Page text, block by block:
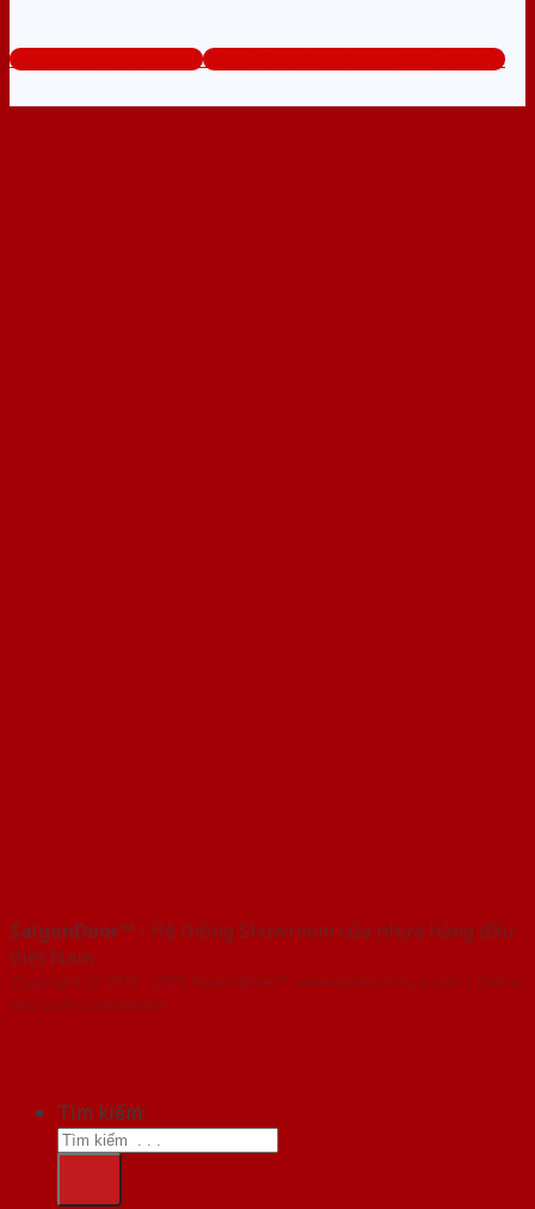
www.cuanhuagiago.com Tổng đài tư vấn miễn phí: 0824.400.400
SaigonDoor™ - Hệ thống Showroom cửa nhựa hàng đầu
Việt Nam
Copyright ⓒ 2016 – 2026 SaigonDoor™ - www.bancuanhua.com | Đơn vị
chủ quản SaigonDoor
Tìm kiếm: